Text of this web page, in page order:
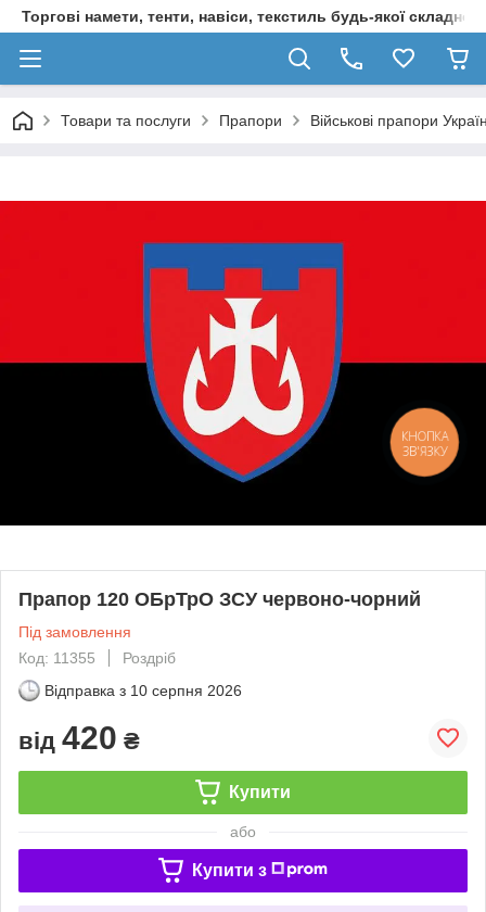
Торгові намети, тенти, навіси, текстиль будь-якої
Товари та послуги Прапори Військові прапори
Прапор 120 ОБрТрО ЗСУ червоно-чорний
Під замовлення
Код: 11355
Роздріб
Відправка з 10 серпня 2026
від 420 ₴
Купити
або
Купити з
КНОПКА
ЗВ'ЯЗКУ